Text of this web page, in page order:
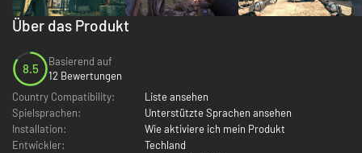
Über das Produkt
8.5
Basierend auf
12 Bewertungen
Country Compatibility:
Liste ansehen
Spielsprachen:
Unterstützte Sprachen ansehen
Installation:
Wie aktiviere ich mein Produkt
Entwickler:
Techland